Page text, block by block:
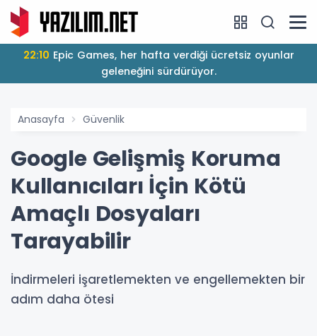
22:10
geleneğini sürdürüyor.
Anasayfa Güvenlik
Google Gelişmiş Koruma
Kullanıcıları İçin Kötü
Amaçlı Dosyaları
Tarayabilir
İndirmeleri işaretlemekten ve engellemekten bir
adım daha ötesi